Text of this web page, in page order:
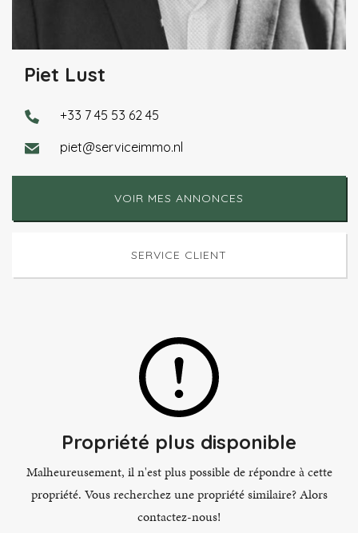
Piet Lust
+33 7 45 53 62 45
piet@serviceimmo.nl
VOIR MES ANNONCES
SERVICE CLIENT
Propriété plus disponible
Malheureusement, il n'est plus possible de répondre à cette
propriété. Vous recherchez une propriété similaire? Alors
contactez-nous!